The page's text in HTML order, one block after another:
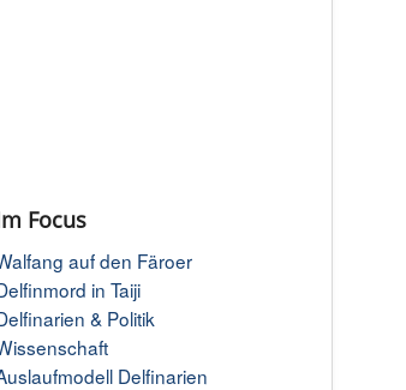
Focus
auf den Färoer
in Taiji
& Politik
Delfinarien